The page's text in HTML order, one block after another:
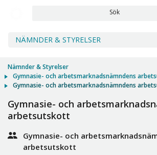
Sök
NÄMNDER & STYRELSER
Nämnder & Styrelser
Gymnasie- och arbetsmarknadsnämndens
Gymnasie- och arbetsmarknadsnämndens
Gymnasie- och
arbetsutskott
Gymnasie- och
arbetsutskott